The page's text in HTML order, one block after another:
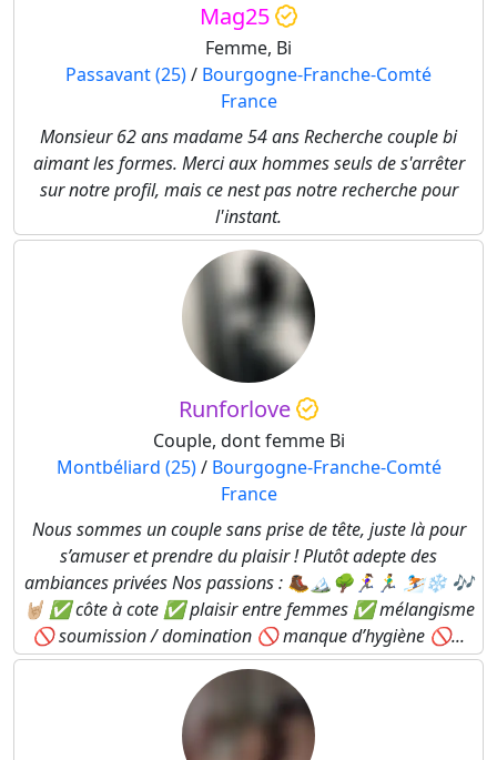
Mag25
Femme, Bi
Passavant (25)/ Bourgogne-Franche-Comté
France
Monsieur 62 ans madame 54 ans Recherche couple bi
aimant les formes. Merci aux hommes seuls de s'arrêter
sur notre profil, mais ce nest pas notre recherche pour
l'instant.
Runforlove
Couple, dont femme Bi
Montbéliard (25)/ Bourgogne-Franche-Comté
France
Nous sommes un couple sans prise de tête, juste là pour
s’amuser et prendre du plaisir ! Plutôt adepte des
ambiances privées Nos passions : 🥾🏔️🌳🏃‍♀️🏃‍♂️ ⛷️❄️ 🎶
🤘🏼 ✅ côte à cote ✅ plaisir entre femmes ✅ mélangisme
🚫 soumission / domination 🚫 manque d’hygiène 🚫...